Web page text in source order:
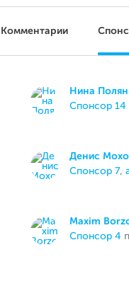
Комментарии
Нина
спонсор 14
Денис
спонсор 7,
Maxim
спонсор 4